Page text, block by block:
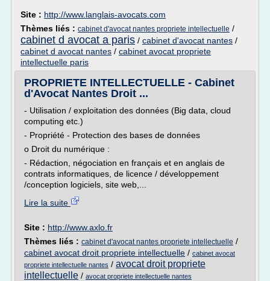
Site : http://www.langlais-avocats.com
Thèmes liés : cabinet d'avocat nantes propriete intellectuelle /
cabinet d avocat a paris / cabinet d'avocat nantes /
cabinet d avocat nantes / cabinet avocat propriete
intellectuelle paris
PROPRIETE INTELLECTUELLE - Cabinet
d'Avocat Nantes Droit ...
- Utilisation / exploitation des données (Big data, cloud
computing etc.)
- Propriété - Protection des bases de données
o Droit du numérique :
- Rédaction, négociation en français et en anglais de
contrats informatiques, de licence / développement
/conception logiciels, site web,...
Lire la suite
Site : http://www.axlo.fr
Thèmes liés : cabinet d'avocat nantes propriete intellectuelle /
cabinet avocat droit propriete intellectuelle / cabinet avocat
propriete intellectuelle nantes / avocat droit propriete
intellectuelle / avocat propriete intellectuelle nantes